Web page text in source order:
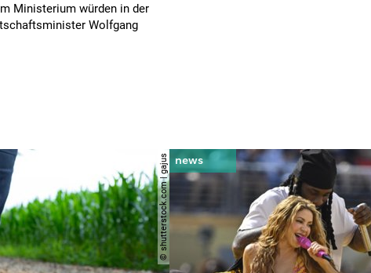
Ministerium würden in der
Wolfgang
© shutterstock.com | gajus